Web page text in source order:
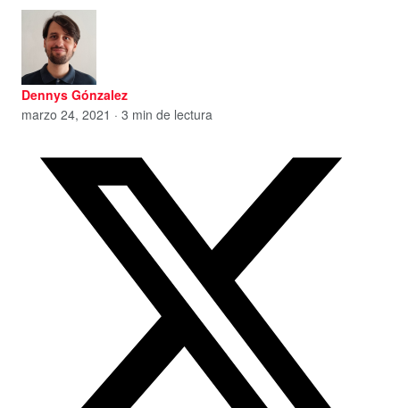
Dennys Gónzalez
marzo 24, 2021 · 3 min de lectura